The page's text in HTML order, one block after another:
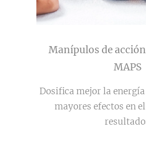
Manípulos de
MAPS
Dosifica mejor la
mayores efectos en